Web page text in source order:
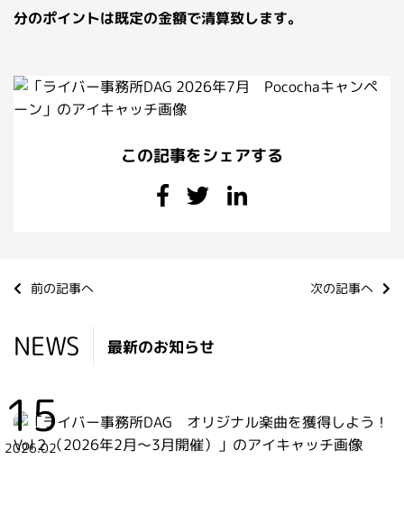
分のポイントは既定の金額で清算致します。
この記事をシェアする
前の記事へ 次の記事へ
NEWS 最新のお知らせ
15
2026.02